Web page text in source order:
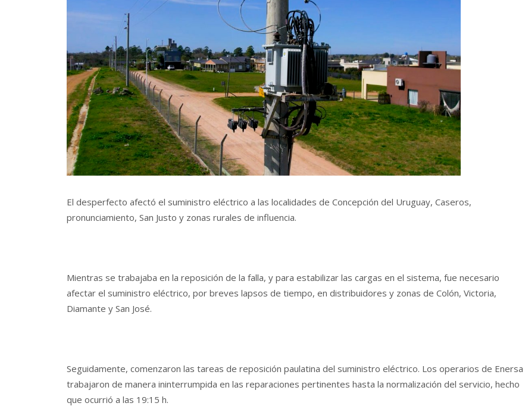
El desperfecto afectó el suministro eléctrico a las localidades de Concepción del Uruguay, Caseros,
pronunciamiento, San Justo y zonas rurales de influencia.
Mientras se trabajaba en la reposición de la falla, y para estabilizar las cargas en el sistema, fue necesario
afectar el suministro eléctrico, por breves lapsos de tiempo, en distribuidores y zonas de Colón, Victoria,
Diamante y San José.
Seguidamente, comenzaron las tareas de reposición paulatina del suministro eléctrico. Los operarios de Enersa
trabajaron de manera ininterrumpida en las reparaciones pertinentes hasta la normalización del servicio, hecho
que ocurrió a las 19:15 h.